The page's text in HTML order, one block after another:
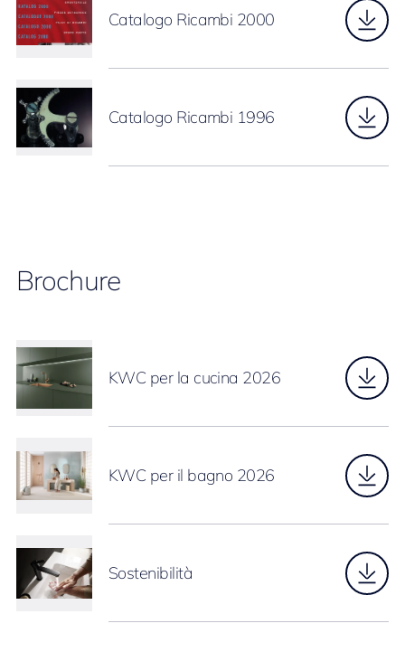
Catalogo Ricambi 2000
Catalogo Ricambi 1996
Brochure
KWC per la cucina 2026
KWC per il bagno 2026
Sostenibilità